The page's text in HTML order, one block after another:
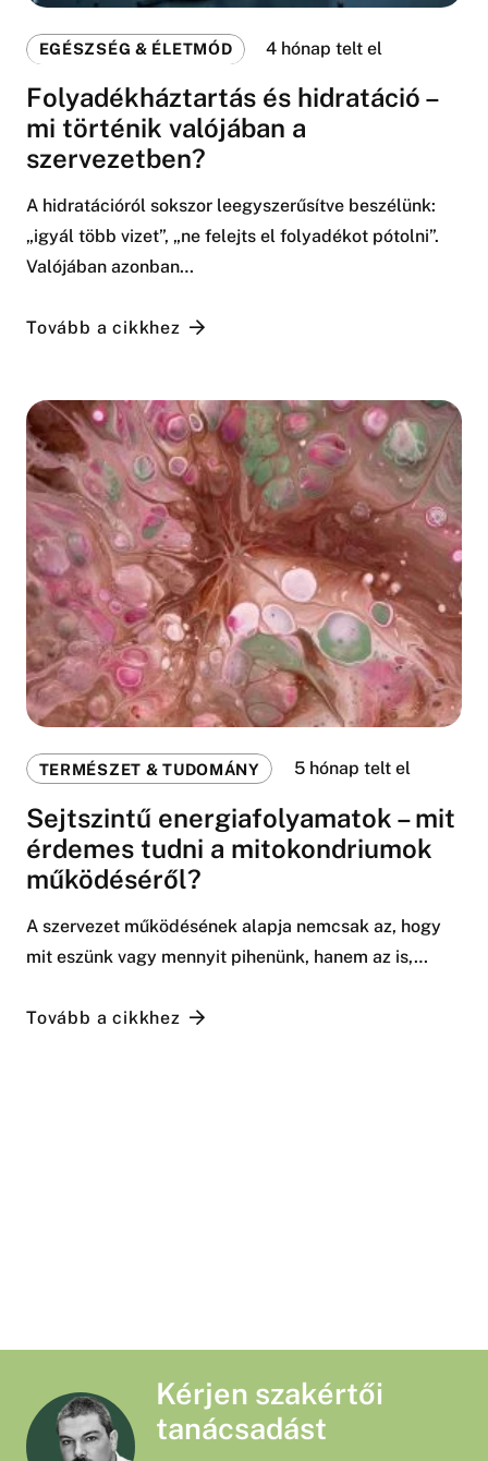
EGÉSZSÉG & ÉLETMÓD 4 hónap telt el
Folyadékháztartás és hidratáció –
mi történik valójában a
szervezetben?
A hidratációról sokszor leegyszerűsítve beszélünk:
„igyál több vizet”, „ne felejts el folyadékot pótolni”.
Valójában azonban…
Tovább a cikkhez
TERMÉSZET & TUDOMÁNY 5 hónap telt el
Sejtszintű energiafolyamatok – mit
érdemes tudni a mitokondriumok
működéséről?
A szervezet működésének alapja nemcsak az, hogy
mit eszünk vagy mennyit pihenünk, hanem az is,…
Tovább a cikkhez
Kérjen szakértői
tanácsadást